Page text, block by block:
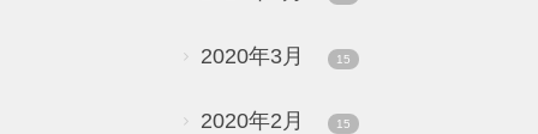
2020年3月 15
2020年2月 15